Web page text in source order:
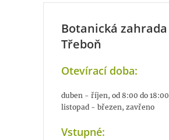
Botanická zahrada
Třeboň
Otevírací doba:
duben - říjen, od 8:00 do 18:00
listopad - březen, zavřeno
Vstupné: